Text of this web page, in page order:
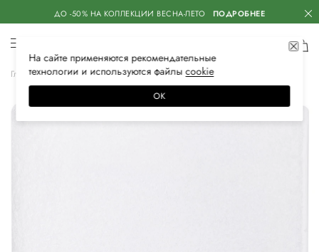
ДО -50% НА КОЛЛЕКЦИИ ВЕСНА-ЛЕТО ПОДРОБНЕЕ
Главная Женская Аксессуары Для дома Полотенца
На сайте применяются рекомендательные
технологии и используются файлысооkiе
ОК